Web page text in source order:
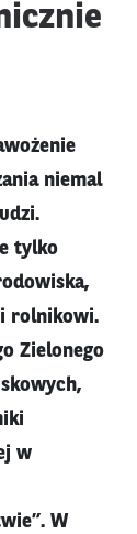
niemal
tylko
rolnikowi.
Zielonego
w
W